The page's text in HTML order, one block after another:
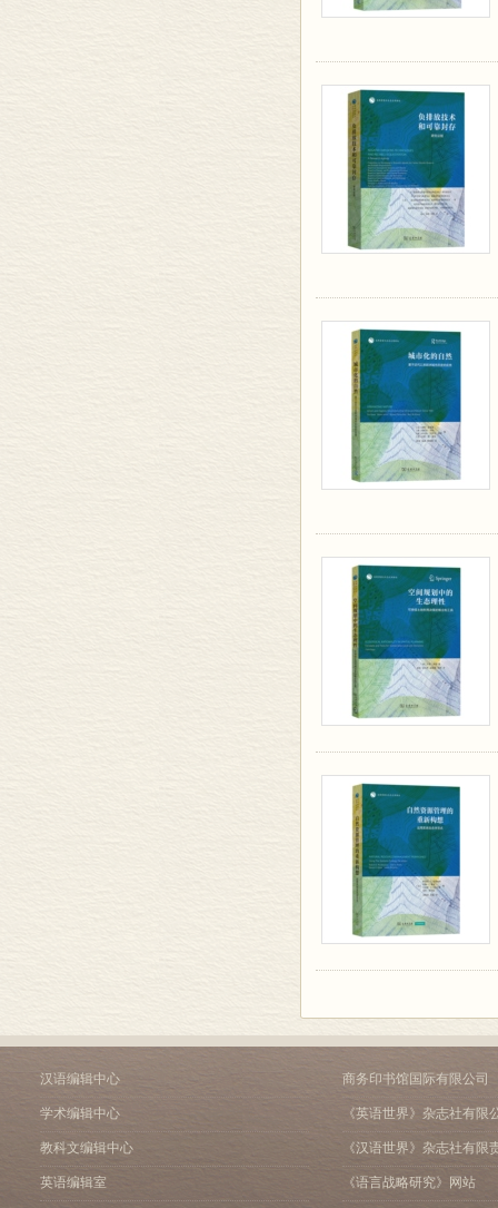
汉语编辑中心
学术编辑中心
教科文编辑中心
英语编辑室
商务印书馆国际有限公司
《英语世界》杂志社有限
《汉语世界》杂志社有限
《语言战略研究》网站